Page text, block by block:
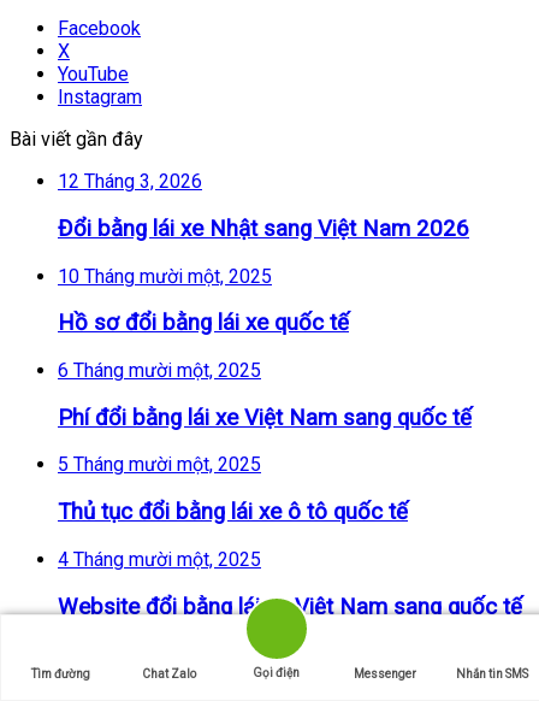
Facebook
X
YouTube
Instagram
Bài viết gần đây
12 Tháng 3, 2026
Đổi bằng lái xe Nhật sang Việt Nam 2026
10 Tháng mười một, 2025
Hồ sơ đổi bằng lái xe quốc tế
6 Tháng mười một, 2025
Phí đổi bằng lái xe Việt Nam sang quốc tế
5 Tháng mười một, 2025
Thủ tục đổi bằng lái xe ô tô quốc tế
4 Tháng mười một, 2025
Website đổi bằng lái xe Việt Nam sang quốc tế
Tìm đường Chat Zalo Gọi điện Messenger Nhắn tin SMS